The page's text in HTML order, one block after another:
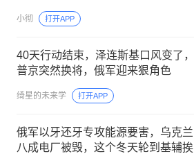
小彻 打开APP
40天行动结束，泽连斯基口风变了，
普京突然换将，俄军迎来狠角色
绮星的未来学 打开APP
俄军以牙还牙专攻能源要害，乌克兰
八成电厂被毁，这个冬天轮到基辅挨